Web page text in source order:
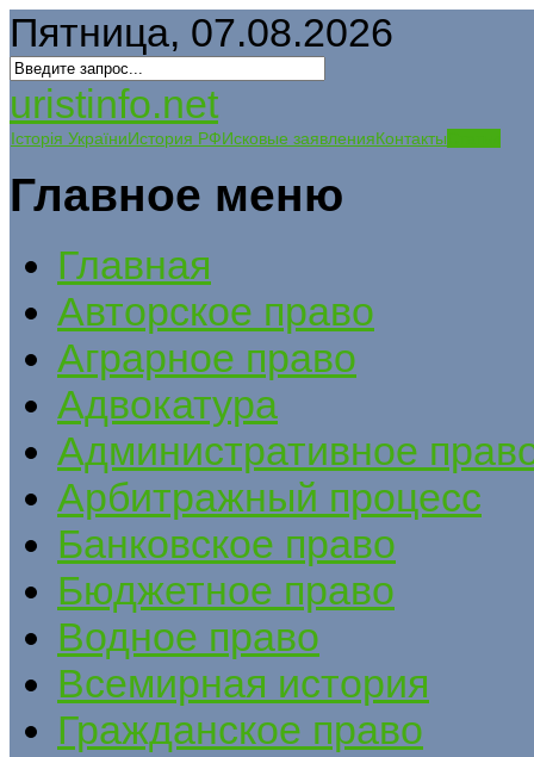
Пятница, 07.08.2026
uristinfo.net
Історія УкраїниИстория РФИсковые заявленияКонтакты
Главное меню
Главная
Авторское право
Аграрное право
Адвокатура
Административное
Арбитражный процесс
Банковское право
Бюджетное право
Водное право
Всемирная история
Гражданское право